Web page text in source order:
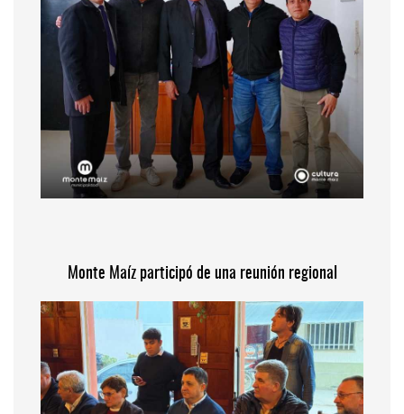
Monte Maíz participó de una reunión regional